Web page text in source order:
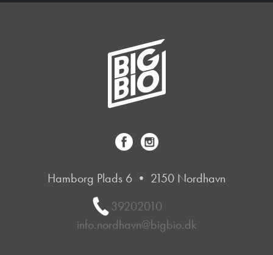
Hamborg Plads 6 • 2150 Nordhavn
39202010
info.nordhavn@bigbio.dk